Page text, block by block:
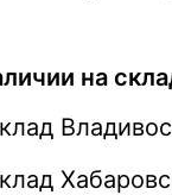
на